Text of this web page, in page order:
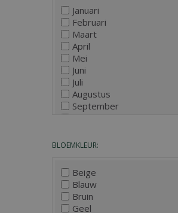
Januari
Februari
Maart
April
Mei
Juni
Juli
Augustus
September
December
BLOEMKLEUR:
Beige
Blauw
Bruin
Geel